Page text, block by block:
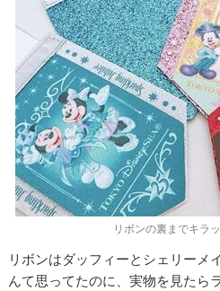
リボンの裏までキラ
リボンはダッフィーとシェリーメ
んて思ってたのに、実物を見たら